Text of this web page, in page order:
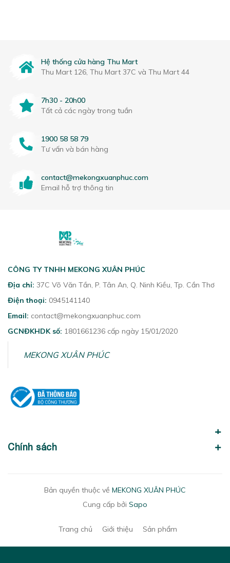
Hệ thống cửa hàng Thu Mart
Thu Mart 126, Thu Mart 37C và Thu Mart 44
7h30 - 20h00
Tất cả các ngày trong tuần
1900 58 58 79
Tư vấn và bán hàng
contact@mekongxuanphuc.com
Email hỗ trợ thông tin
CÔNG TY TNHH MEKONG XUÂN PHÚC
Địa chỉ: 37C Võ Văn Tần, P. Tân An, Q. Ninh Kiều, Tp. Cần Thơ
Điện thoại: 0945141140
Email: contact@mekongxuanphuc.com
GCNĐKHDK số: 1801661236 cấp ngày 15/01/2020
MEKONG XUÂN PHÚC
Chính sách
Bản quyền thuộc về MEKONG XUÂN PHÚC
Cung cấp bởi Sapo
Trang chủ Giới thiệu Sản phẩm